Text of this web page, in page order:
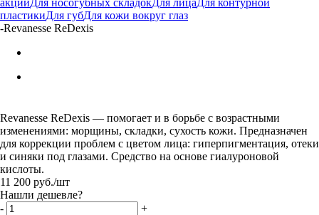
пластикиДля губДля кожи вокруг глаз
-Revanesse ReDexis
Revanesse ReDexis — помогает и в борьбе с возрастными
изменениями: морщины, складки, сухость кожи. Предназначен
для коррекции проблем с цветом лица: гиперпигментация, отеки
и синяки под глазами. Средство на основе гиалуроновой
кислоты.
11 200 руб./шт
Нашли дешевле?
-
+